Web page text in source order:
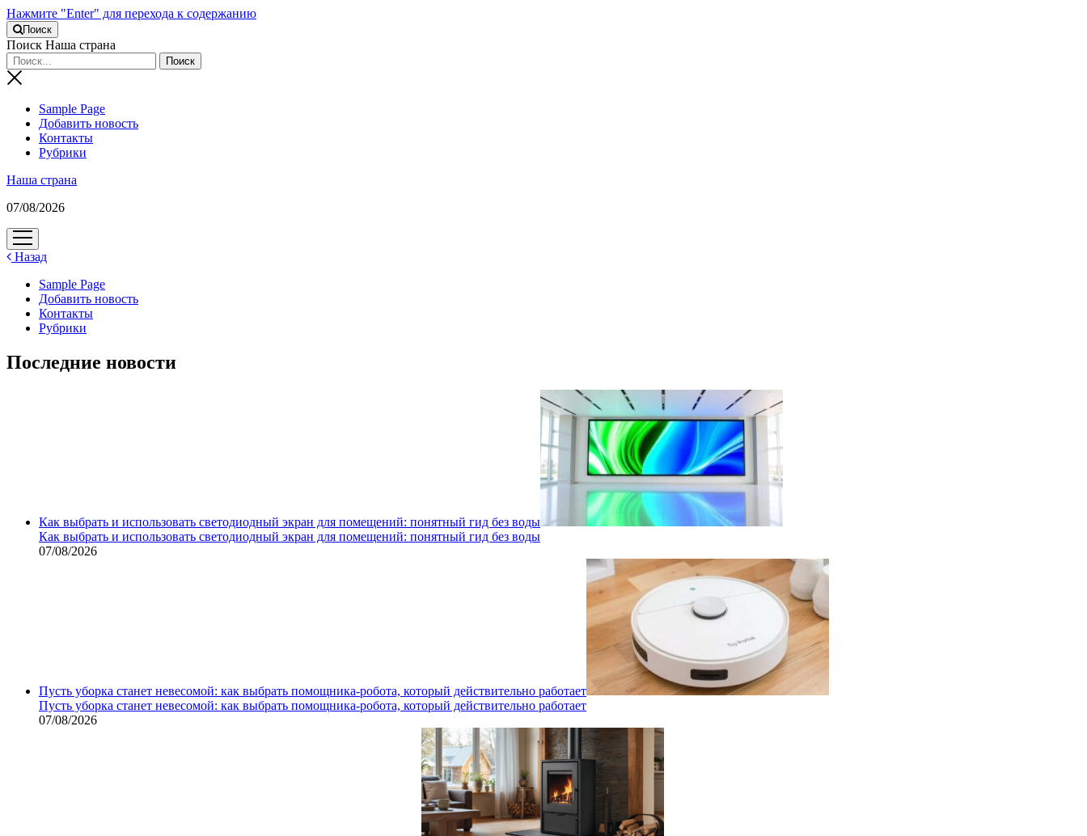
Нажмите "Enter" для перехода к содержанию
Поиск
Поиск Наша страна
Sample Page
Добавить новость
Контакты
Рубрики
Наша страна
07/08/2026
открыть
меню
Назад
Sample Page
Добавить новость
Контакты
Рубрики
Последние новости
Как выбрать и использовать светодиодный экран для помещений: понятный гид без воды
Как выбрать и использовать светодиодный экран для помещений: понятный гид без воды
07/08/2026
Пусть уборка станет невесомой: как выбрать помощника‑робота, который действительно работает
Пусть уборка станет невесомой: как выбрать помощника‑робота, который действительно работает
07/08/2026